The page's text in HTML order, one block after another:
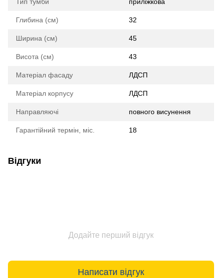
Глибина (см) 32
Ширина (см) 45
Висота (см) 43
Матеріал фасаду ЛДСП
Матеріал корпусу ЛДСП
Направляючі повного висунення
Гарантійний термін, міс. 18
Відгуки
Додайте перший відгук
Написати відгук